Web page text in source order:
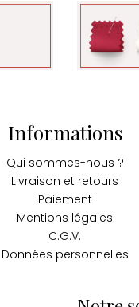
Informations
Qui sommes-nous ?
Livraison et retours
Paiement
Mentions légales
C.G.V.
Données personnelles